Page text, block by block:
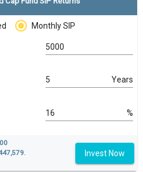
Monthly SIP
Years
%
.
Invest Now